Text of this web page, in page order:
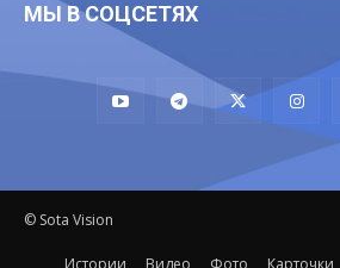
МЫ В СОЦСЕТЯХ
© Sota Vision
Истории Видео Фото Карточки